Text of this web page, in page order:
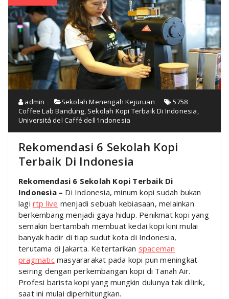
admin Sekolah Menengah Kejuruan
5758
Coffee Lab Bandung Sekolah Kopi Terbaik Di Indonesia
Universitá del Caffé dell ‘Indonesia
Rekomendasi 6 Sekolah Kopi
Terbaik Di Indonesia
Rekomendasi 6 Sekolah Kopi Terbaik Di
Indonesia – Di Indonesia, minum kopi sudah bukan
lagi rtp live menjadi sebuah kebiasaan, melainkan
berkembang menjadi gaya hidup. Penikmat kopi yang
semakin bertambah membuat kedai kopi kini mulai
banyak hadir di tiap sudut kota di Indonesia,
terutama di Jakarta. Ketertarikan spaceman
pragmaticmasyararakat pada kopi pun meningkat
seiring dengan perkembangan kopi di Tanah Air.
Profesi barista kopi yang mungkin dulunya tak dilirik,
saat ini mulai diperhitungkan.